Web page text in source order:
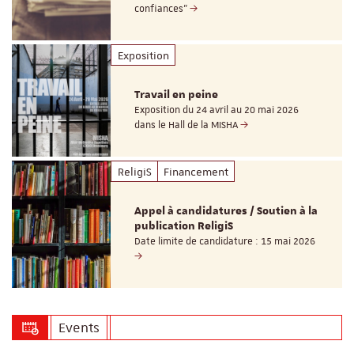
confiances"
Exposition
Travail en peine
Exposition du 24 avril au 20 mai 2026
dans le Hall de la MISHA
ReligiS Financement
Appel à candidatures / Soutien à la
publication ReligiS
Date limite de candidature : 15 mai 2026
Events